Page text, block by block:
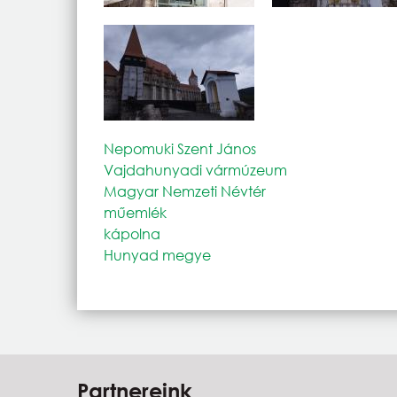
Nepomuki Szent János
Vajdahunyadi vármúzeum
Magyar Nemzeti Névtér
műemlék
kápolna
Hunyad megye
Partnereink